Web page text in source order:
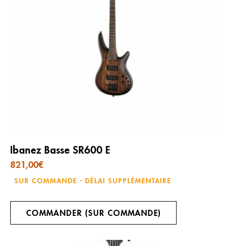
Ibanez Basse SR600 E
821,00€
SUR COMMANDE - DÉLAI SUPPLÉMENTAIRE
COMMANDER (SUR COMMANDE)